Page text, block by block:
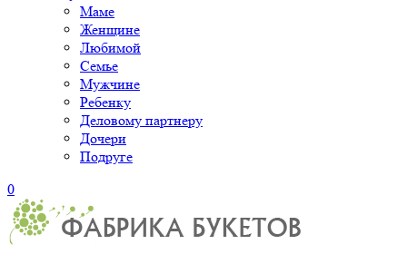
Маме
Женщине
Любимой
Семье
Мужчине
Ребенку
Деловому партнеру
Дочери
Подруге
0